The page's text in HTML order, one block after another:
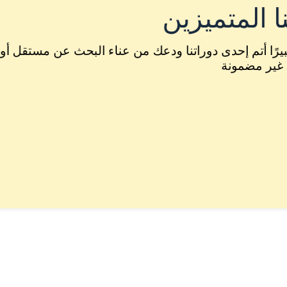
المتميزين
أتم إحدى دوراتنا ودعك من عناء البحث عن مستقل أو
مضمونة